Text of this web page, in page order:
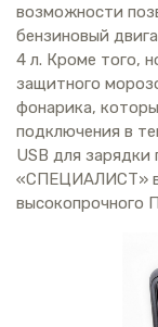
возможности
бензиновый
4 л. Кроме того,
защитного
фонарика,
подключения в
USB для зарядки
«CПЕЦИАЛИСТ» в
высокопрочного